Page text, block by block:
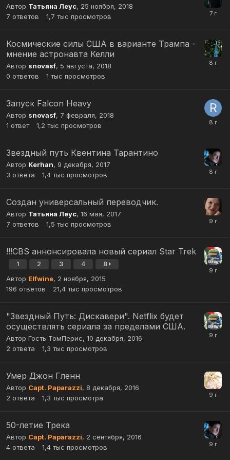
Автор Татьяна Леус, 25 ноября, 2018
7 ответов 1,7 тыс просмотров
Космические силы США в варианте Трампа -
мнение астронавта Келли
Автор snovasf, 5 августа, 2018
0 ответов 1 тыс просмотров
Запуск Falcon Heavy
Автор snovasf, 7 февраля, 2018
1 ответ 1,2 тыс просмотров
Звездный путь Квентина Тарантино
Автор Kerhan, 9 декабря, 2017
3 ответа 1,4 тыс просмотров
Создан универсальный переводчик.
Автор Татьяна Леус, 16 мая, 2017
7 ответов 1,5 тыс просмотров
!!!CBS аннонсировала новый сериал Star Trek
1 2 3 4 8
Автор Elfwine, 2 ноября, 2015
196 ответов 21,4 тыс просмотров
"Звездный Путь: Дискавери". Netflix будет
осуществлять сериала за пределами США.
Автор Гость ТомПерис, 10 декабря, 2016
2 ответа 1,3 тыс просмотров
Умер Джон Гленн
Автор Capt. Paparazzi, 8 декабря, 2016
2 ответа 1,3 тыс просмотра
50-летие Трека
Автор Capt. Paparazzi, 2 сентября, 2016
4 ответа 1,4 тыс просмотров